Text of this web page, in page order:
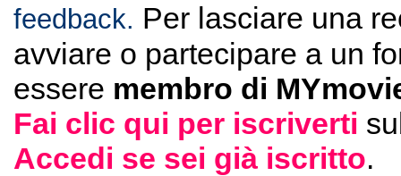
feedback. Per lasciare una
avviare o partecipare a un
essere membro di
Fai clic qui per iscriverti
Accedi se sei già iscritto.